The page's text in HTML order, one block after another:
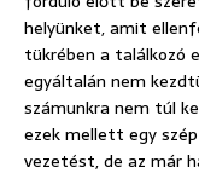
helyünket, amit
tükrében a találkozó
egyáltalán nem
számunkra nem túl
ezek mellett egy
vezetést, de az már